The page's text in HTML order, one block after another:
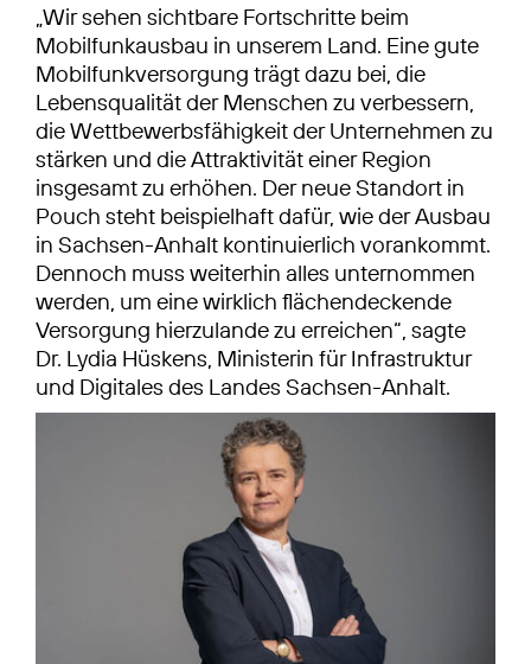
„Wir sehen sichtbare Fortschritte beim
Mobilfunkausbau in unserem Land. Eine gute
Mobilfunkversorgung trägt dazu bei, die
Lebensqualität der Menschen zu verbessern,
die Wettbewerbsfähigkeit der Unternehmen zu
stärken und die Attraktivität einer Region
insgesamt zu erhöhen. Der neue Standort in
Pouch steht beispielhaft dafür, wie der Ausbau
in Sachsen-Anhalt kontinuierlich vorankommt.
Dennoch muss weiterhin alles unternommen
werden, um eine wirklich flächendeckende
Versorgung hierzulande zu erreichen“, sagte
Dr. Lydia Hüskens, Ministerin für Infrastruktur
und Digitales des Landes Sachsen-​Anhalt.